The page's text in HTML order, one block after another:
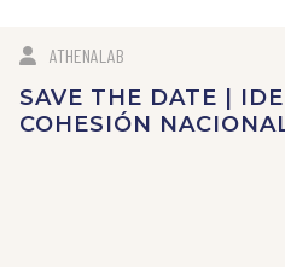
ATHENALAB
SAVE THE DATE |
COHESIÓN